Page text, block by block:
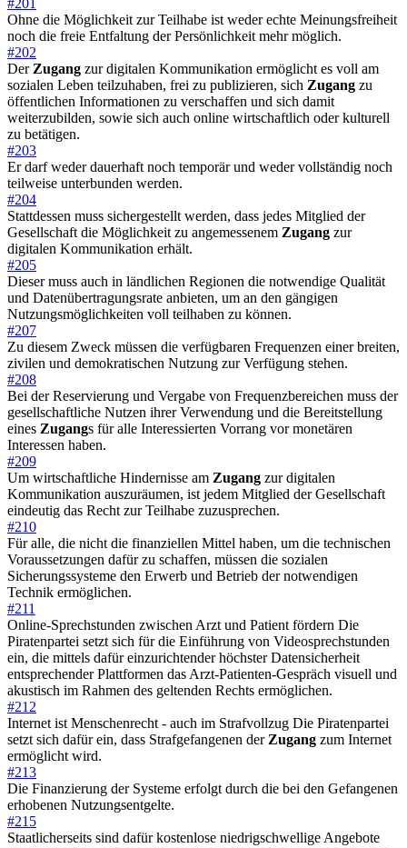
Ohne die Möglichkeit zur Teilhabe ist weder echte Meinungsfreiheit
noch die freie Entfaltung der Persönlichkeit mehr möglich.
#202
Der Zugang zur digitalen Kommunikation ermöglicht es voll am
sozialen Leben teilzuhaben, frei zu publizieren, sich Zugang zu
öffentlichen Informationen zu verschaffen und sich damit
weiterzubilden, sowie sich auch online wirtschaftlich oder kulturell
zu betätigen.
#203
Er darf weder dauerhaft noch temporär und weder vollständig noch
teilweise unterbunden werden.
#204
Stattdessen muss sichergestellt werden, dass jedes Mitglied der
Gesellschaft die Möglichkeit zu angemessenem Zugang zur
digitalen Kommunikation erhält.
#205
Dieser muss auch in ländlichen Regionen die notwendige Qualität
und Datenübertragungsrate anbieten, um an den gängigen
Nutzungsmöglichkeiten voll teilhaben zu können.
#207
Zu diesem Zweck müssen die verfügbaren Frequenzen einer breiten,
zivilen und demokratischen Nutzung zur Verfügung stehen.
#208
Bei der Reservierung und Vergabe von Frequenzbereichen muss der
gesellschaftliche Nutzen ihrer Verwendung und die Bereitstellung
eines Zugangs für alle Interessierten Vorrang vor monetären
Interessen haben.
#209
Um wirtschaftliche Hindernisse am Zugang zur digitalen
Kommunikation auszuräumen, ist jedem Mitglied der Gesellschaft
eindeutig das Recht zur Teilhabe zuzusprechen.
#210
Für alle, die nicht die finanziellen Mittel haben, um die technischen
Voraussetzungen dafür zu schaffen, müssen die sozialen
Sicherungssysteme den Erwerb und Betrieb der notwendigen
Technik ermöglichen.
#211
Online-Sprechstunden zwischen Arzt und Patient fördern Die
Piratenpartei setzt sich für die Einführung von Videosprechstunden
ein, die mittels dafür einzurichtender höchster Datensicherheit
entsprechender Plattformen das Arzt-Patienten-Gespräch visuell und
akustisch im Rahmen des geltenden Rechts ermöglichen.
#212
Internet ist Menschenrecht - auch im Strafvollzug Die Piratenpartei
setzt sich dafür ein, dass Strafgefangenen der Zugang zum Internet
ermöglicht wird.
#213
Die Finanzierung der Systeme erfolgt durch die bei den Gefangenen
erhobenen Nutzungsentgelte.
#215
Staatlicherseits sind dafür kostenlose niedrigschwellige Angebote